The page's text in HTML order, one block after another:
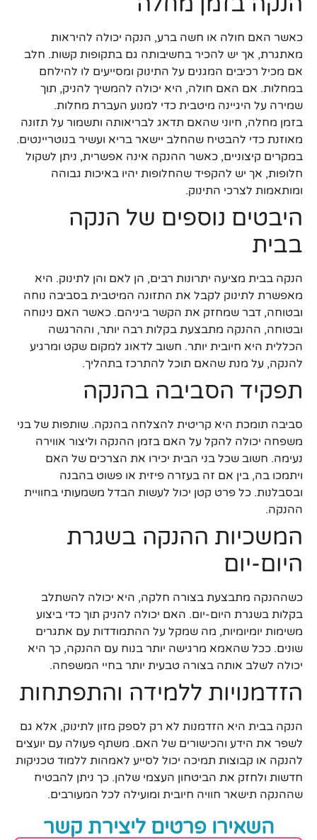
כאשר האם חולה או חשה ברע, הנקה יכולה להיראות
מאתגרת, אך יש להכיר בחשיבותה גם בתקופות קשות. חלב
אם מכיל רכיבים המגנים על התינוק ומסייעים לו להילחם
במחלות. אם האם חולה, היא יכולה להמשיך להניק, תוך
שמירה על היגיינה מיטבית כדי למנוע העברת מחלות.
בזמן מחלה, חיוני שהאם תדאג לבריאותה ותשמור על תזונה
מאוזנת כדי להבטיח שהחלב יישאר בריא ועשיר בנוטריינטים.
במקרים קיצוניים, כאשר ההנקה אינה אפשרית, ניתן לשקול
חלופות, אך יש להקפיד שהחלופות יהיו באיכות גבוהה
ומותאמות לצרכי התינוק.
היבטים נוספים של הנקה
בבית
הנקה בבית מציעה יתרונות רבים, הן לאם והן לתינוק. היא
מאפשרת לתינוק לקבל את התזונה המיטבית בסביבה נוחה
ובטוחה, דבר שמחזק את הקשר ביניהם. כאשר האם נינוחה
ובטוחה, ההנקה מתבצעת בקלות רבה יותר, וההרגשה
הכללית היא חיובית יותר. חשוב לדאוג למקום שקט ומרגיע
להנקה, על מנת שהאם תוכל להתרכז בתהליך.
תפקיד הסביבה בהנקה
סביבה תומכת היא קריטית להצלחה בהנקה. שותפות של בני
משפחה יכולה להקל על האם בזמן ההנקה וליצור אווירה
נעימה. חשוב שכל בני הבית יכירו את הצרכים של האם
ויתמכו בה, בין אם זה בעזרה פיזית או פשוט בהבנה
ובסבלנות. כל פרט קטן יכול לעשות הבדל משמעותי בחוויית
ההנקה.
המשכיות ההנקה בשגרת
היום-יום
כשההנקה מתבצעת בצורה חלקה, היא יכולה להשתלב
בקלות בשגרת היום-יום. האם יכולה להניק תוך כדי ביצוע
משימות יומיומיות, מה שמקל על ההתמודדות עם אתגרים
שונים. ככל שהאמא מרגישה יותר בנוח עם ההנקה, כך היא
יכולה לשלב אותה בצורה טבעית יותר בחיי המשפחה.
הזדמנויות ללמידה והתפתחות
הנקה בבית היא הזדמנות לא רק לספק מזון לתינוק, אלא גם
לשפר את הידע והכישורים של האם. משתף פעולה עם יועצים
להנקה או קבוצות תמיכה יכול לסייע לאמהות ללמוד טכניקות
חדשות ולחזק את הביטחון העצמי שלהן. כך ניתן להבטיח
שההנקה תישאר חוויה חיובית ומועילה לכל המעורבים.
השאירו פרטים ליצירת קשר